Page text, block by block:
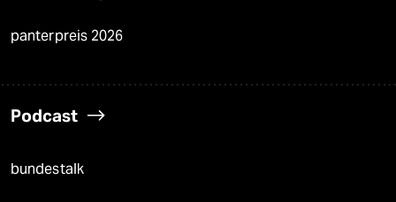
panterpreis 2026
Podcast
bundestalk